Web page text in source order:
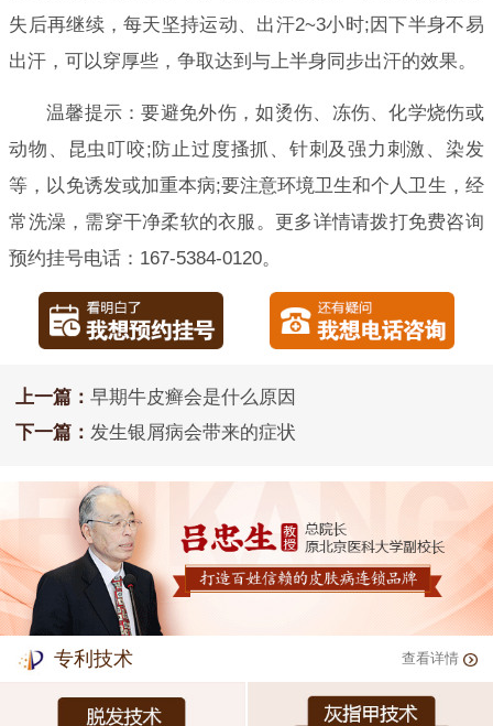
失后再继续，每天坚持运动、出汗2~3小时;因下半身不易
出汗，可以穿厚些，争取达到与上半身同步出汗的效果。
温馨提示：要避免外伤，如烫伤、冻伤、化学烧伤或
动物、昆虫叮咬;防止过度搔抓、针刺及强力刺激、染发
等，以免诱发或加重本病;要注意环境卫生和个人卫生，经
常洗澡，需穿干净柔软的衣服。更多详情请拨打免费咨询
预约挂号电话：167-5384-0120。
上一篇： 早期牛皮癣会是什么原因
下一篇： 发生银屑病会带来的症状
专利技术 查看详情